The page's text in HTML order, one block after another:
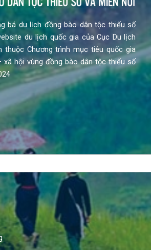
bá du lịch đồng bào dân tộc thiểu số
du lịch quốc gia của Cục Du lịch
thuộc Chương trình mục tiêu quốc gia
xã hội vùng đồng bào dân tộc thiểu số